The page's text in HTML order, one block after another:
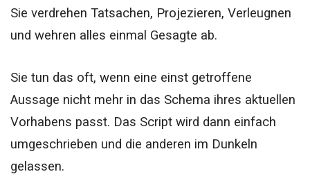
Sie verdrehen Tatsachen, Projezieren, Verleugnen
und wehren alles einmal Gesagte ab.
Sie tun das oft, wenn eine einst getroffene
Aussage nicht mehr in das Schema ihres aktuellen
Vorhabens passt. Das Script wird dann einfach
umgeschrieben und die anderen im Dunkeln
gelassen.